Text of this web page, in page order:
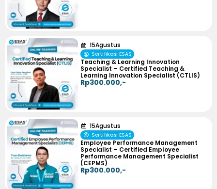
15Agustus
Sertifikasi ESAS
Teaching & Learning Innovation
Specialist – Certified Teaching &
Learning Innovation Specialist (CTLIS)
Rp300.000,-
15Agustus
Sertifikasi ESAS
Employee Performance Management
Specialist – Certified Employee
Performance Management Specialist
(CEPMS)
Rp300.000,-